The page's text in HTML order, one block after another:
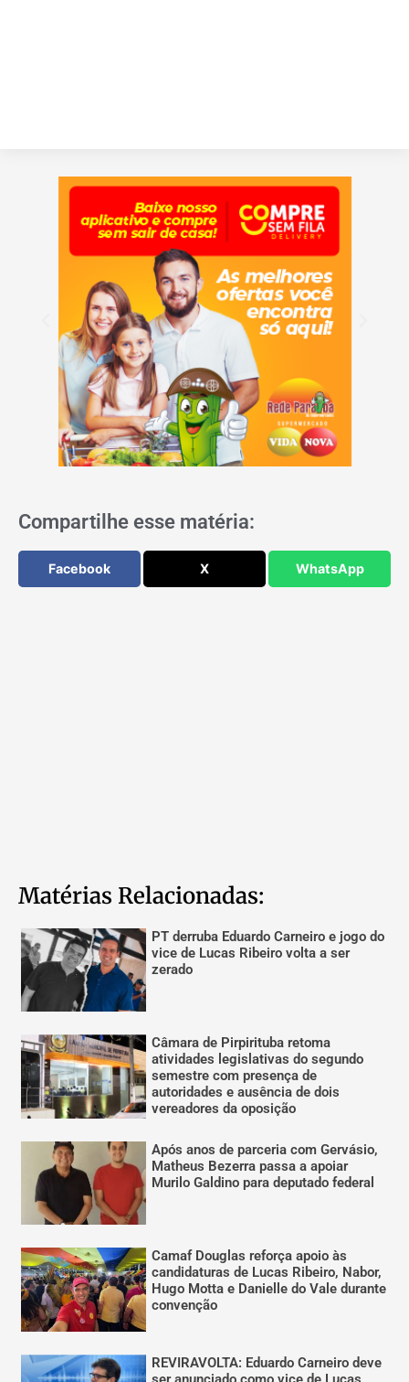
Compartilhe esse matéria:
Facebook X WhatsApp
Matérias Relacionadas:
PT derruba Eduardo Carneiro e jogo do
vice de Lucas Ribeiro volta a ser
zerado
Câmara de Pirpirituba retoma
atividades legislativas do segundo
semestre com presença de
autoridades e ausência de dois
vereadores da oposição
Após anos de parceria com Gervásio,
Matheus Bezerra passa a apoiar
Murilo Galdino para deputado federal
Camaf Douglas reforça apoio às
candidaturas de Lucas Ribeiro, Nabor,
Hugo Motta e Danielle do Vale durante
convenção
REVIRAVOLTA: Eduardo Carneiro deve